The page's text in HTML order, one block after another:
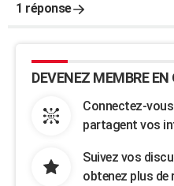
1 réponse
DEVENEZ MEMBRE EN
Connectez-
partagent vos
Suivez vos
obtenez plus de